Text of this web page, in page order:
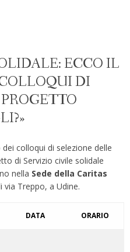
ECCO IL
DI
colloqui di selezione delle
di Servizio civile solidale
nella Sede della Caritas
via Treppo, a Udine.
DATA ORARIO